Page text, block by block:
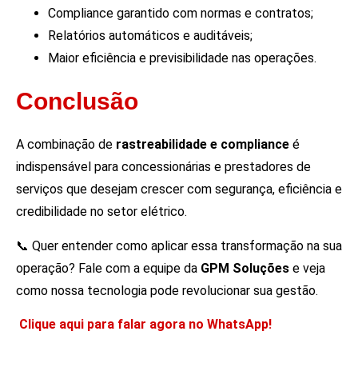
Compliance garantido com normas e contratos;
Relatórios automáticos e auditáveis;
Maior eficiência e previsibilidade nas operações.
Conclusão
A combinação de rastreabilidade e compliance é
indispensável para concessionárias e prestadores de
serviços que desejam crescer com segurança, eficiência e
credibilidade no setor elétrico.
📞 Quer entender como aplicar essa transformação na sua
operação? Fale com a equipe da GPM Soluções e veja
como nossa tecnologia pode revolucionar sua gestão.
Clique aqui para falar agora no WhatsApp!